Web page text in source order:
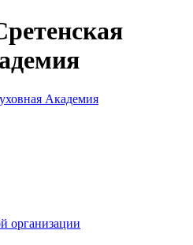
организации